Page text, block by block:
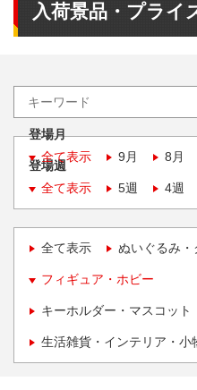
入荷景品・プライ
登場月
全て表示
9月 8月
登場週
全て表示
5週 4週
全て表示 ぬいぐるみ・
フィギュア・ホビー
キーホルダー・マスコット
生活雑貨・インテリア・小